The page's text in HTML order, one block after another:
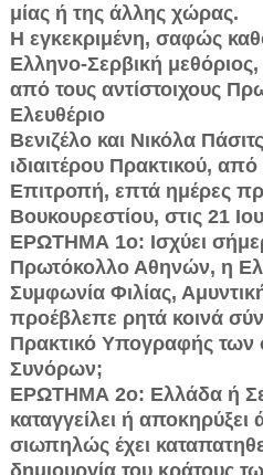
μίας ή της άλλης χώρας.
Η εγκεκριμένη, σαφώς
Ελληνο-Σερβική
από τους αντίστοιχους
Ελευθέριο
Βενιζέλο και Νικόλα
ιδιαιτέρου Πρακτικού,
Επιτροπή, επτά ημέρες
Βουκουρεστίου, στις 21
ΕΡΩΤΗΜΑ 1ο: Ισχύει
Πρωτόκολλο Αθηνών, η
Συμφωνία Φιλίας,
προέβλεπε ρητά κοινά
Πρακτικό Υπογραφής των
Συνόρων;
ΕΡΩΤΗΜΑ 2ο: Ελλάδα ή
καταγγείλει ή
σιωπηλώς έχει
δημιουργία του κράτους